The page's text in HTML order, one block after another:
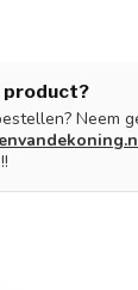
product?
Neem